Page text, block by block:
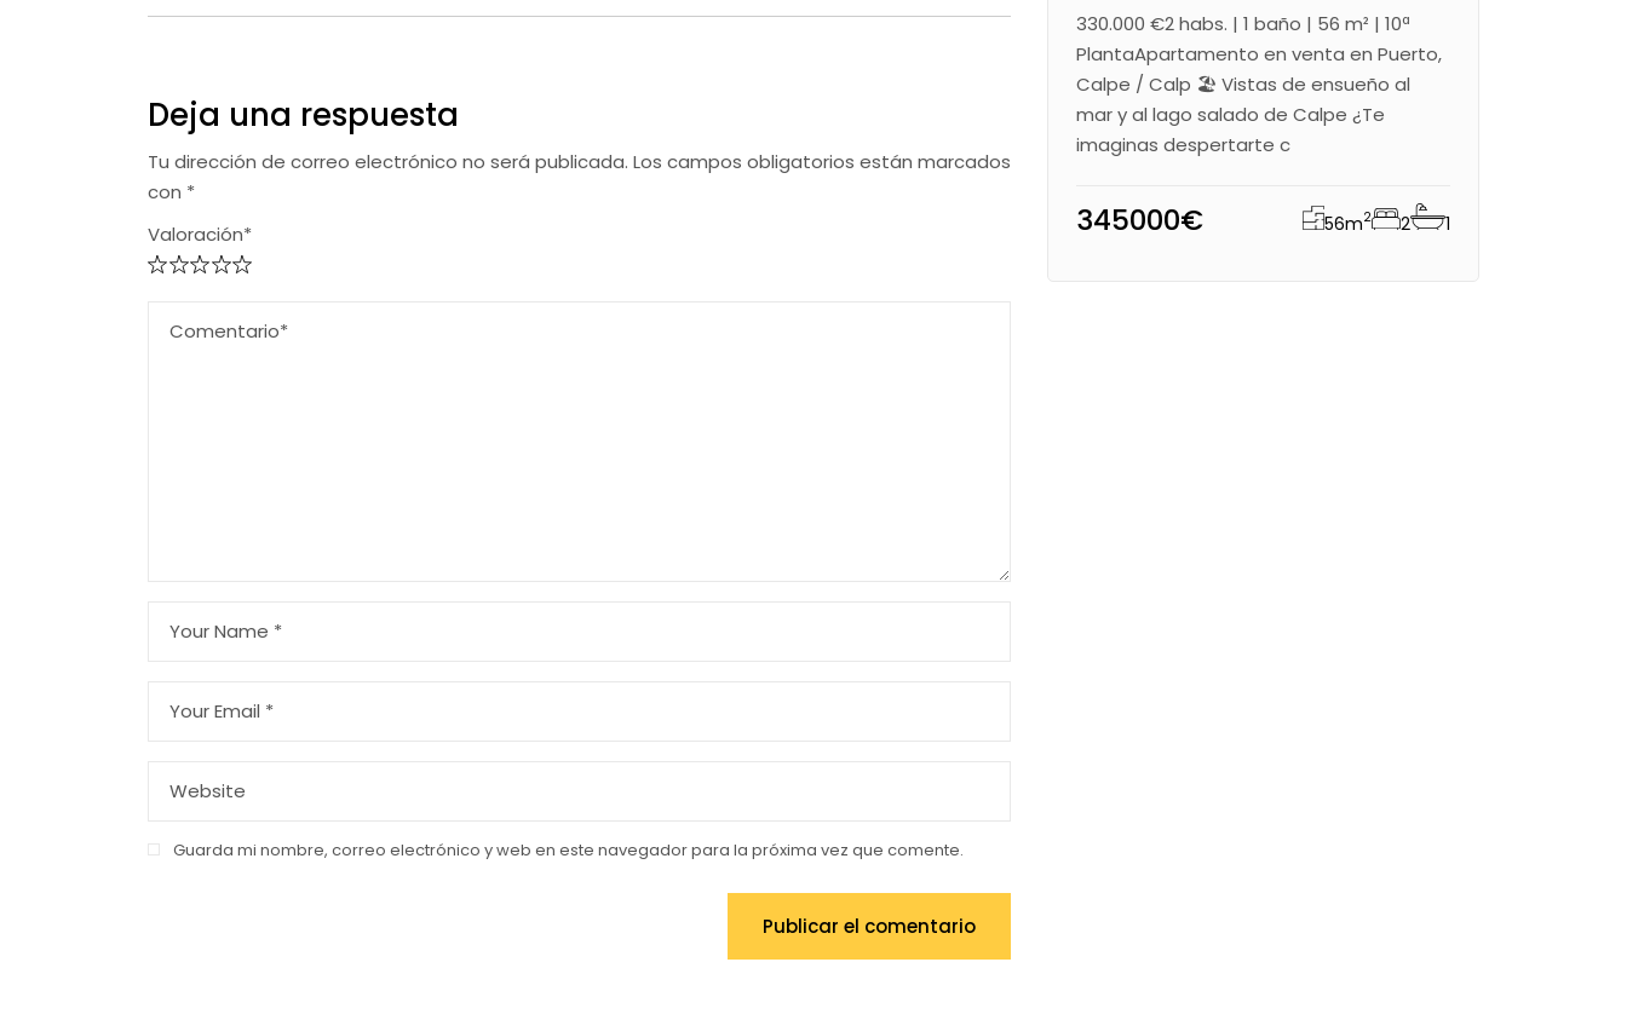
Deja una respuesta
Tu dirección de correo electrónico no será publicada. Los campos obligatorios están marcados
con *
Valoración*
Guarda mi nombre, correo electrónico y web en este navegador para la próxima vez que comente.
Publicar el comentario
330.000 €2 habs. | 1 baño | 56 m² | 10ª
PlantaApartamento en venta en Puerto,
Calpe / Calp 🏖 Vistas de ensueño al
mar y al lago salado de Calpe ¿Te
imaginas despertarte c
345000€ 56m2 2 1